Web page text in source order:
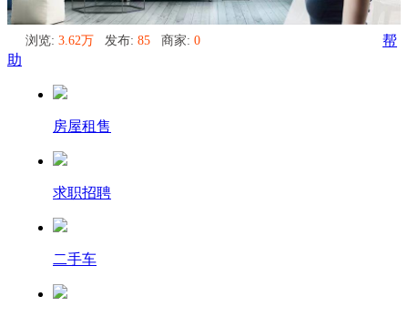
浏览: 3.62万 发布: 85 商家: 0
帮
助
房屋租售
求职招聘
二手车